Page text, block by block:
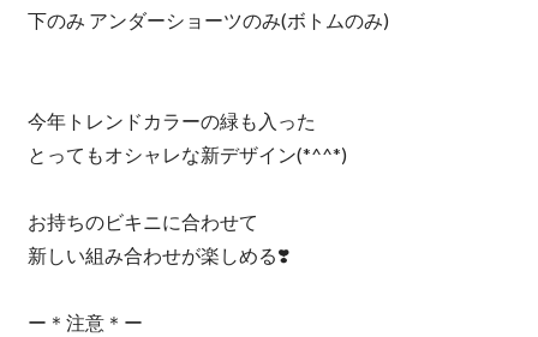
下のみ アンダーショーツのみ(ボトムのみ)
今年トレンドカラーの緑も入った
とってもオシャレな新デザイン(*^^*)
お持ちのビキニに合わせて
新しい組み合わせが楽しめる❣️
ー＊注意＊ー